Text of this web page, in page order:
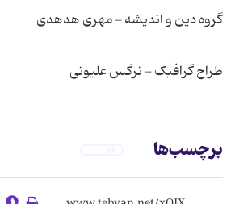
طراح گرافیک - نرگس علیونی
برچسب‌ها